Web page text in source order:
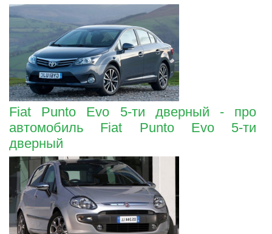
Fiat Punto Evo 5-ти дверный - про
автомобиль Fiat Punto Evo 5-ти
дверный